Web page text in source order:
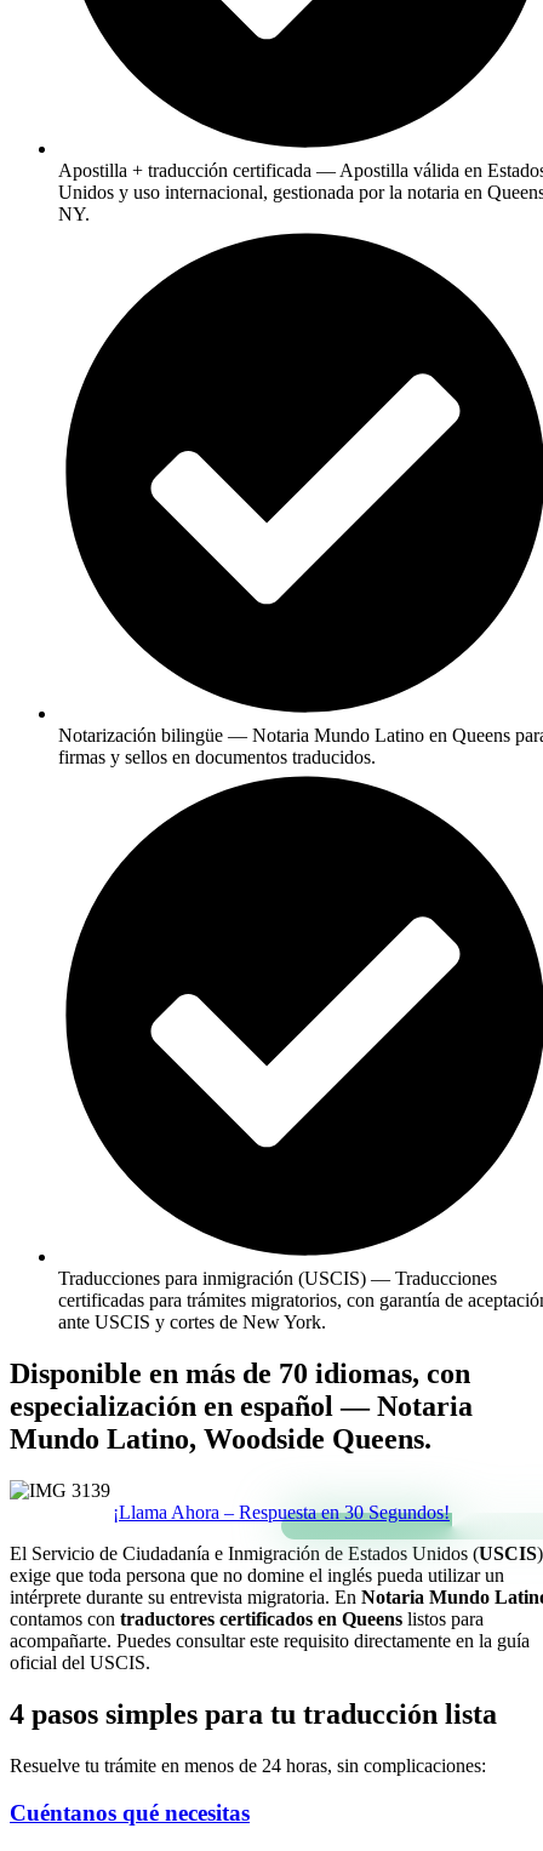
Apostilla + traducción certificada — Apostilla válida en
Unidos y uso internacional, gestionada por la notaria en
NY.
Notarización bilingüe — Notaria Mundo Latino en Queens
firmas y sellos en documentos traducidos.
Traducciones para inmigración (USCIS) — Traducciones
certificadas para trámites migratorios, con garantía de
ante USCIS y cortes de New York.
Disponible en más de 70 idiomas, con
especialización en español — Notaria
Mundo Latino, Woodside Queens.
¡Llama Ahora – Respuesta en 30 Segundos!
El Servicio de Ciudadanía e Inmigración de Estados Unidos (USCIS)
exige que toda persona que no domine el inglés pueda utilizar un
intérprete durante su entrevista migratoria. En Notaria Mundo
contamos con traductores certificados en Queens listos para
acompañarte. Puedes consultar este requisito directamente en la guía
oficial del USCIS.
4 pasos simples para tu traducción lista
Resuelve tu trámite en menos de 24 horas, sin complicaciones:
Cuéntanos qué necesitas